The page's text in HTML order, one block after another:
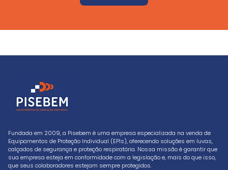
Fundada em 2009, a Pisebem é uma empresa especializada na venda de
Equipamentos de Proteção Individual (EPIs), oferecendo soluções em luvas,
calçados de segurança e proteção respiratória. Nossa missão é garantir que
sua empresa esteja em conformidade com a legislação e, mais do que isso,
que seus colaboradores estejam sempre protegidos.